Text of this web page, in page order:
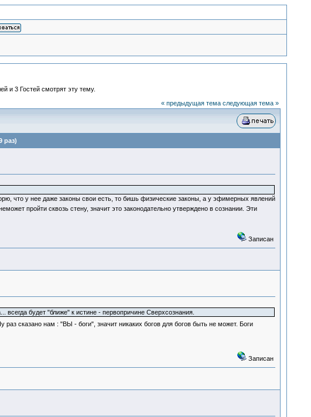
и 3 Гостей смотрят эту тему.
« предыдущая тема следующая тема »
раз)
что у нее даже законы свои есть, то бишь физические законы, а у эфимерных явлений
пройти сквозь стену, значит это законодательно утверждено в сознании. Эти
Записан
будет "ближе" к истине - первопричине Сверхсознания.
сказано нам : "ВЫ - боги", значит никаких богов для богов быть не может. Боги
Записан